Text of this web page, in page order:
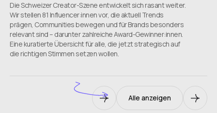
Die Schweizer Creator-Szene entwickelt sich rasant weiter.
Wir stellen 81 Influencer:innen vor, die aktuell Trends
prägen, Communities bewegen und für Brands besonders
relevant sind – darunter zahlreiche Award-Gewinner:innen.
Eine kuratierte Übersicht für alle, die jetzt strategisch auf
die richtigen Stimmen setzen wollen.
Alle anzeigen